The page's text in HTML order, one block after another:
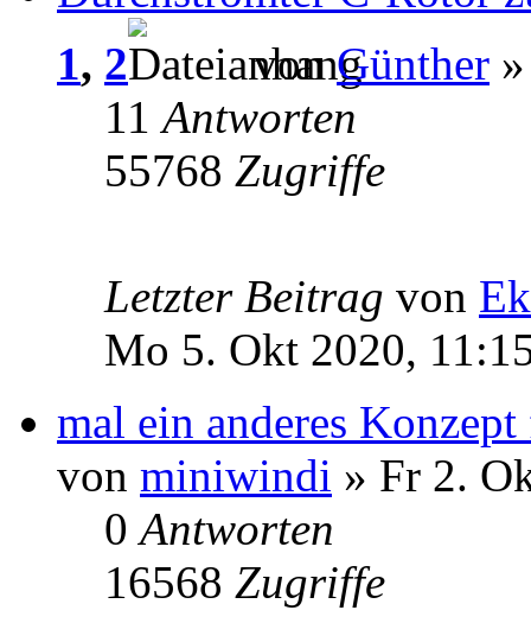
1, 2 vonGünther
11Antworten
55768 Zugriffe
Letzter Beitrag von
Mo 5. Okt 2020,
mal ein anderes
von miniwindi » Fr 2.
0Antworten
16568 Zugriffe